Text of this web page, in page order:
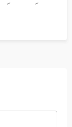
турбины.
док-станцию и